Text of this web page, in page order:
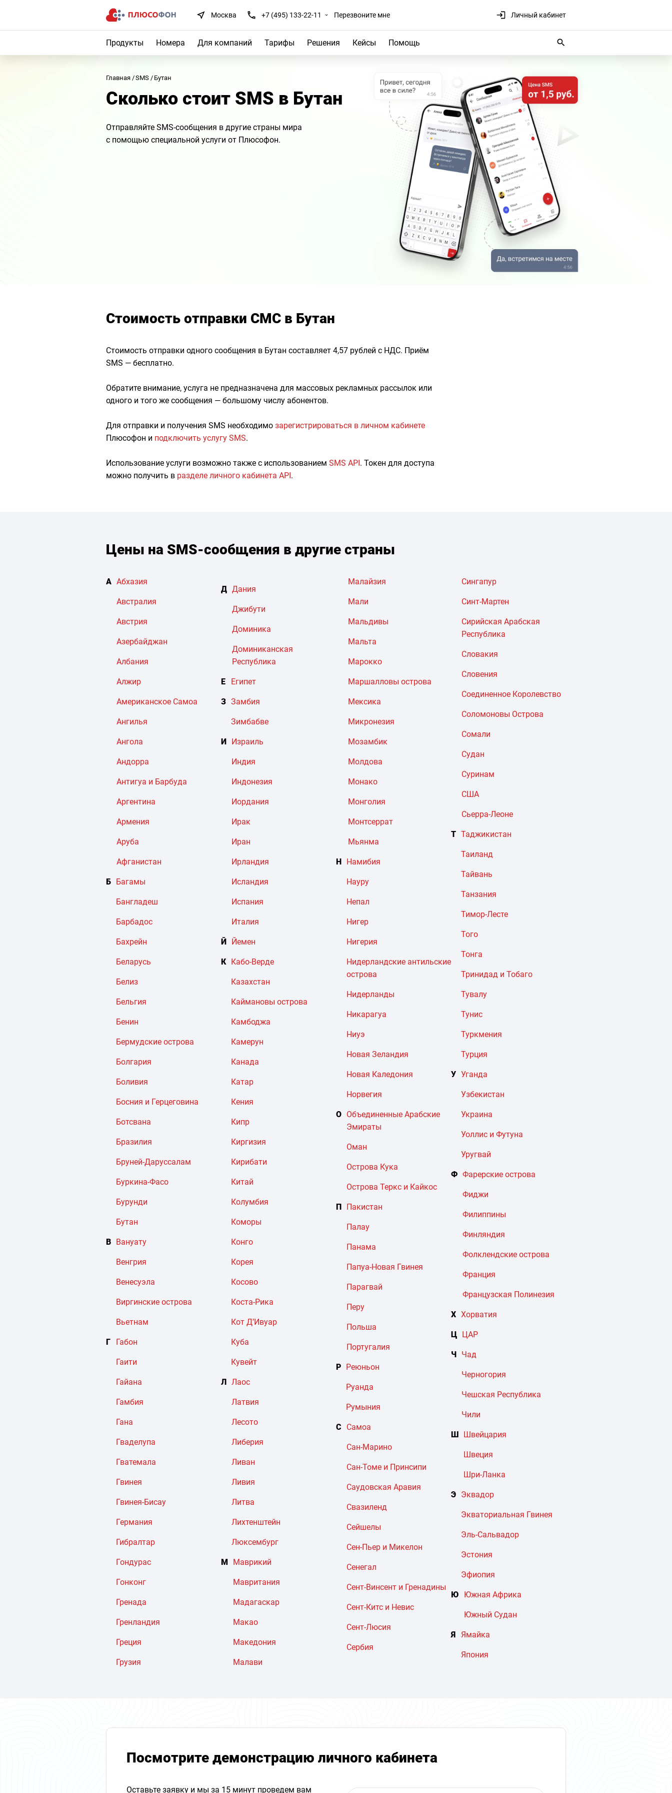
Москва +7 (495) 133-22-11 Перезвоните мне Личный кабинет
Продукты Номера Для компаний Тарифы Решения Кейсы Помощь
Главная SMS Бутан
Сколько стоит SMS в Бутан
Отправляйте SMS-сообщения в другие страны мира
с помощью специальной услуги от Плюсофон.
Стоимость отправки СМС в Бутан
Стоимость отправки одного сообщения в Бутан составляет 4,57 рублей с НДС. Приём
SMS — бесплатно.
Обратите внимание, услуга не предназначена для массовых рекламных рассылок или
одного и того же сообщения — большому числу абонентов.
Для отправки и получения SMS необходимо зарегистрироваться в личном кабинете
Плюсофон и подключить услугу SMS.
Использование услуги возможно также с использованием SMS API. Токен для доступа
можно получить в разделе личного кабинета API.
Цены на SMS-сообщения в другие страны
А Абхазия
Австралия
Австрия
Азербайджан
Албания
Алжир
Американское Самоа
Ангилья
Ангола
Андорра
Антигуа и Барбуда
Аргентина
Армения
Аруба
Афганистан
Б Багамы
Бангладеш
Барбадос
Бахрейн
Беларусь
Белиз
Бельгия
Бенин
Бермудские острова
Болгария
Боливия
Босния и Герцеговина
Ботсвана
Бразилия
Бруней-Даруссалам
Буркина-Фасо
Бурунди
Бутан
В Вануату
Венгрия
Венесуэла
Виргинские острова
Вьетнам
Г Габон
Гаити
Гайана
Гамбия
Гана
Гваделупа
Гватемала
Гвинея
Гвинея-Бисау
Германия
Гибралтар
Гондурас
Гонконг
Гренада
Гренландия
Греция
Грузия
Д Дания
Джибути
Доминика
Доминиканская
Республика
Е Египет
З Замбия
Зимбабве
И Израиль
Индия
Индонезия
Иордания
Ирак
Иран
Ирландия
Исландия
Испания
Италия
Й Йемен
К Кабо-Верде
Казахстан
Каймановы острова
Камбоджа
Камерун
Канада
Катар
Кения
Кипр
Киргизия
Кирибати
Китай
Колумбия
Коморы
Конго
Корея
Косово
Коста-Рика
Кот Д’Ивуар
Куба
Кувейт
Л Лаос
Латвия
Лесото
Либерия
Ливан
Ливия
Литва
Лихтенштейн
Люксембург
М Маврикий
Мавритания
Мадагаскар
Макао
Македония
Малави
Малайзия
Мали
Мальдивы
Мальта
Марокко
Маршалловы острова
Мексика
Микронезия
Мозамбик
Молдова
Монако
Монголия
Монтсеррат
Мьянма
Н Намибия
Науру
Непал
Нигер
Нигерия
Нидерландские антильские
острова
Нидерланды
Никарагуа
Ниуэ
Новая Зеландия
Новая Каледония
Норвегия
О Объединенные Арабские
Эмираты
Оман
Острова Кука
Острова Теркс и Кайкос
П Пакистан
Палау
Панама
Папуа-Новая Гвинея
Парагвай
Перу
Польша
Португалия
Р Реюньон
Руанда
Румыния
С Самоа
Сан-Марино
Сан-Томе и Принсипи
Саудовская Аравия
Свазиленд
Сейшелы
Сен-Пьер и Микелон
Сенегал
Сент-Винсент и Гренадины
Сент-Китс и Невис
Сент-Люсия
Сербия
Сингапур
Синт-Мартен
Сирийская Арабская
Республика
Словакия
Словения
Соединенное Королевство
Соломоновы Острова
Сомали
Судан
Суринам
США
Сьерра-Леоне
Т Таджикистан
Таиланд
Тайвань
Танзания
Тимор-Лесте
Того
Тонга
Тринидад и Тобаго
Тувалу
Тунис
Туркмения
Турция
У Уганда
Узбекистан
Украина
Уоллис и Футуна
Уругвай
Ф Фарерские острова
Фиджи
Филиппины
Финляндия
Фолклендские острова
Франция
Французская Полинезия
Х Хорватия
Ц ЦАР
Ч Чад
Черногория
Чешская Республика
Чили
Ш Швейцария
Швеция
Шри-Ланка
Э Эквадор
Экваториальная Гвинея
Эль-Сальвадор
Эстония
Эфиопия
Ю Южная Африка
Южный Судан
Я Ямайка
Япония
Посмотрите демонстрацию личного кабинета
Оставьте заявку и мы за 15 минут проведем вам